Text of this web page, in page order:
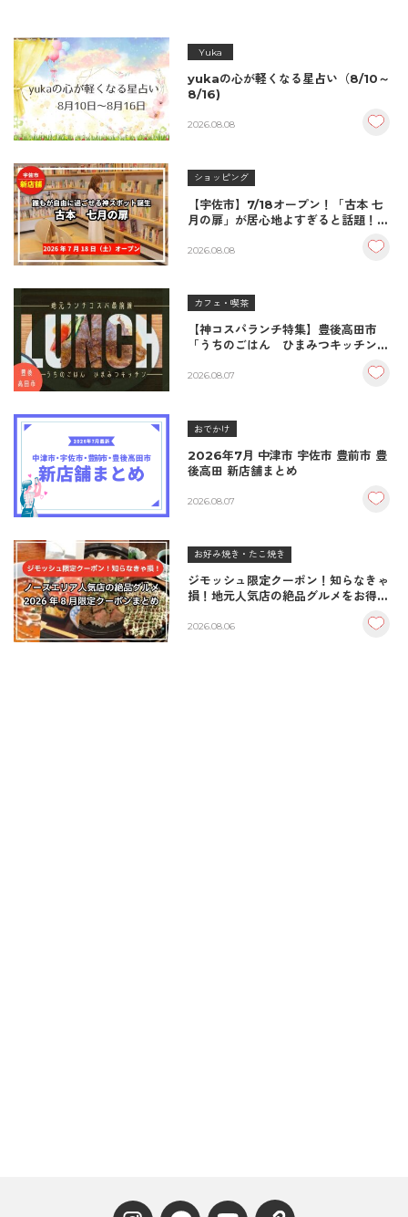
Yuka
yukaの心が軽くなる星占い（8/10～
8/16)
2026.08.08
ショッピング
【宇佐市】7/18オープン！「古本 七
月の扉」が居心地よすぎると話題！絶
至福の読書空間
2026.08.08
カフェ・喫茶
【神コスパランチ特集】豊後高田市
「うちのごはん ひまみつキッチン」
＆生姜焼き！
2026.08.07
おでかけ
2026年7月 中津市 宇佐市 豊前市 豊
後高田 新店舗まとめ
2026.08.07
お好み焼き・たこ焼き
ジモッシュ限定クーポン！知らなきゃ
損！地元人気店の絶品グルメをお得に
2026.08.06